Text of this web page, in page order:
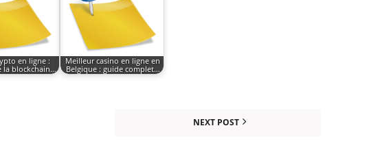
en ligne :
la blockchain…
Meilleur casino en ligne en
Belgique : guide complet…
NEXT POST